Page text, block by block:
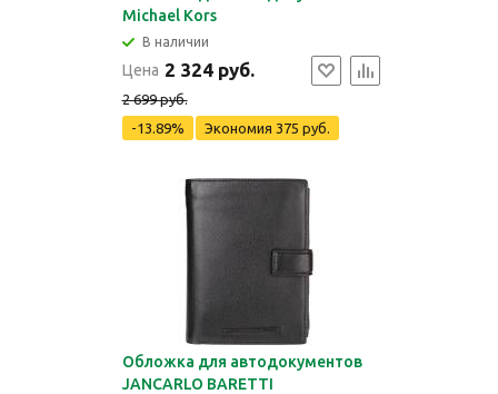
Michael Kors
В наличии
Цена 2 324 руб.
2 699 руб.
-13.89%
Экономия 375 руб.
Обложка для автодокументов
JANCARLO BARETTI